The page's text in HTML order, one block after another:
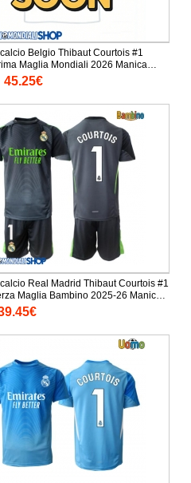
Belgio Thibaut Courtois #1
Maglia Mondiali 2026 Manica
45.25€
Real Madrid Thibaut Courtois #1
Maglia Bambino 2025-26 Manica
corti)